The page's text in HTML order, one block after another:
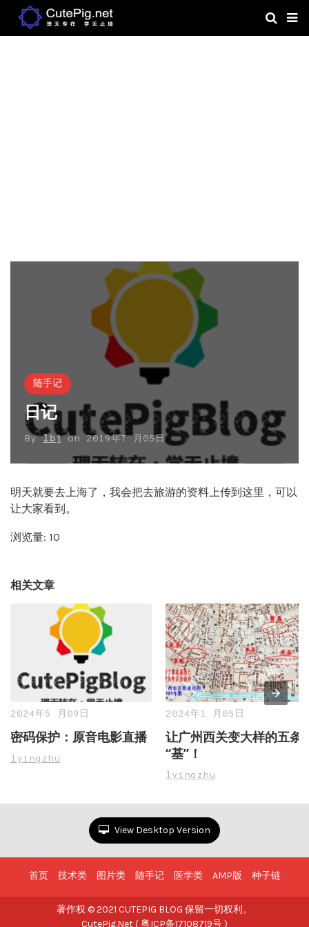
随手记
日记
Bylbjon 2019年7 月05日
明天就要去上海了，我会把去旅游的资料上传到这里，可以
让大家看到。
浏览量: 10
相关文章
2024年5 月09日
密码保护：原音电影直播
lyingzhu
2024年1 月05日
让广州西关变大样的五条
“基”！
lyingzhu
View Desktop Version
首页 技术类 图片类 随手记 医学类 AMP版 种子链
著作权 © 2021 CUTEPIG BLOG 保留一切权利。
CutePig.Net ( 粤ICP备17108719号 )